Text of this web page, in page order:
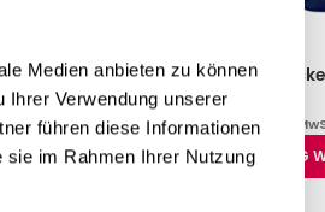
Medien anbieten zu können
Ihrer Verwendung unserer
führen diese Informationen
sie im Rahmen Ihrer Nutzung
(2 Größen)
Größen)
23,74€(inkl.
AUSFÜHRUNG